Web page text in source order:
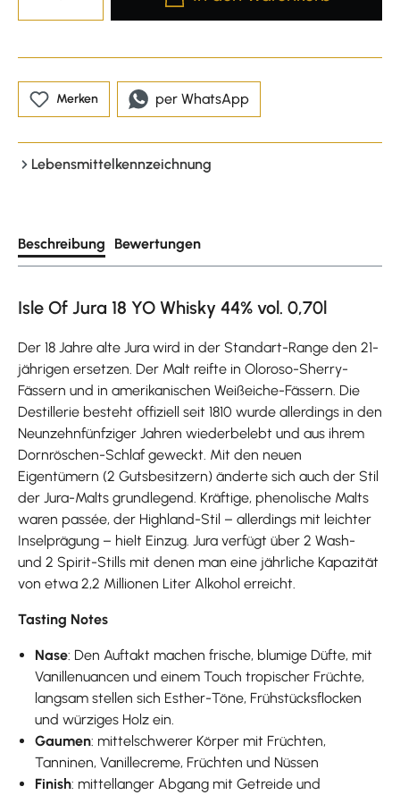
Merken per WhatsApp
Lebensmittelkennzeichnung
Beschreibung Bewertungen
Isle Of Jura 18 YO Whisky 44% vol. 0,70l
Der 18 Jahre alte Jura wird in der Standart-Range den 21-
jährigen ersetzen. Der Malt reifte in Oloroso-Sherry-
Fässern und in amerikanischen Weißeiche-Fässern. Die
Destillerie besteht offiziell seit 1810 wurde allerdings in den
Neunzehnfünfziger Jahren wiederbelebt und aus ihrem
Dornröschen-Schlaf geweckt. Mit den neuen
Eigentümern (2 Gutsbesitzern) änderte sich auch der Stil
der Jura-Malts grundlegend. Kräftige, phenolische Malts
waren passée, der Highland-Stil – allerdings mit leichter
Inselprägung – hielt Einzug. Jura verfügt über 2 Wash-
und 2 Spirit-Stills mit denen man eine jährliche Kapazität
von etwa 2,2 Millionen Liter Alkohol erreicht.
Tasting Notes
Nase: Den Auftakt machen frische, blumige Düfte, mit
Vanillenuancen und einem Touch tropischer Früchte,
langsam stellen sich Esther-Töne, Frühstücksflocken
und würziges Holz ein.
Gaumen: mittelschwerer Körper mit Früchten,
Tanninen, Vanillecreme, Früchten und Nüssen
Finish: mittellanger Abgang mit Getreide und